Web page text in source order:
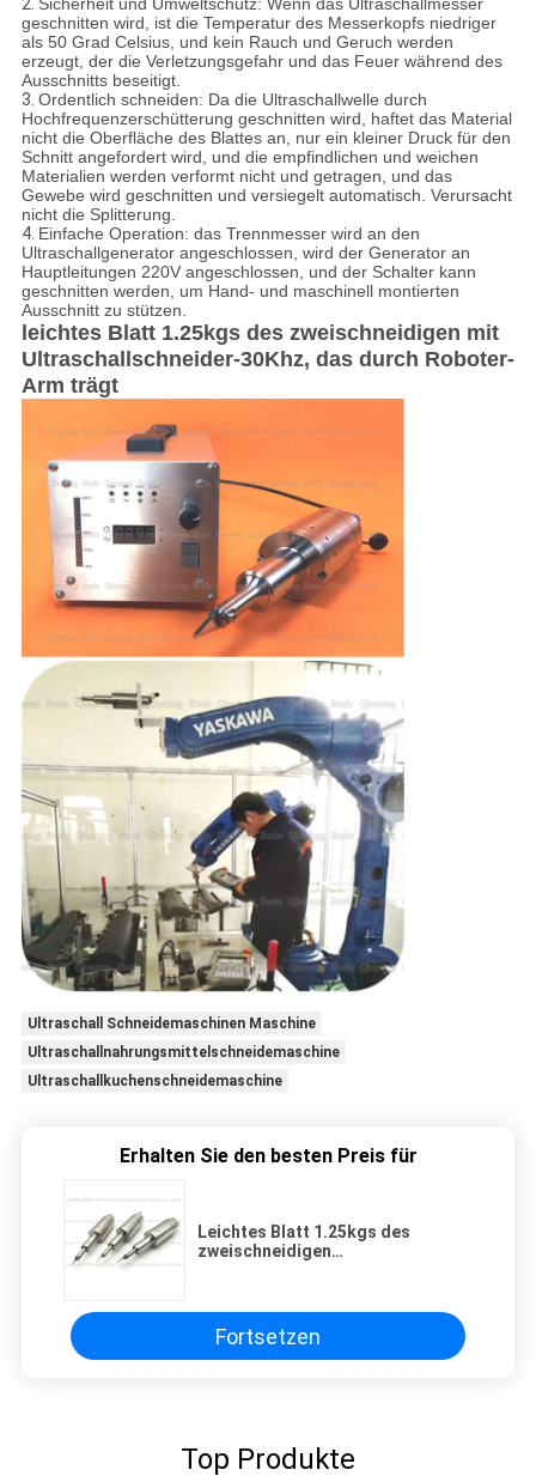
2. Sicherheit und Umweltschutz: Wenn das Ultraschallmesser
geschnitten wird, ist die Temperatur des Messerkopfs niedriger
als 50 Grad Celsius, und kein Rauch und Geruch werden
erzeugt, der die Verletzungsgefahr und das Feuer während des
Ausschnitts beseitigt.
3. Ordentlich schneiden: Da die Ultraschallwelle durch
Hochfrequenzerschütterung geschnitten wird, haftet das Material
nicht die Oberfläche des Blattes an, nur ein kleiner Druck für den
Schnitt angefordert wird, und die empfindlichen und weichen
Materialien werden verformt nicht und getragen, und das
Gewebe wird geschnitten und versiegelt automatisch. Verursacht
nicht die Splitterung.
4. Einfache Operation: das Trennmesser wird an den
Ultraschallgenerator angeschlossen, wird der Generator an
Hauptleitungen 220V angeschlossen, und der Schalter kann
geschnitten werden, um Hand- und maschinell montierten
Ausschnitt zu stützen.
leichtes Blatt 1.25kgs des zweischneidigen mit
Ultraschallschneider-30Khz, das durch Roboter-
Arm trägt
Ultraschall Schneidemaschinen Maschine
Ultraschallnahrungsmittelschneidemaschine
Ultraschallkuchenschneidemaschine
Erhalten Sie den besten Preis für
Leichtes Blatt 1.25kgs des
zweischneidigen
Fortsetzen
Top Produkte